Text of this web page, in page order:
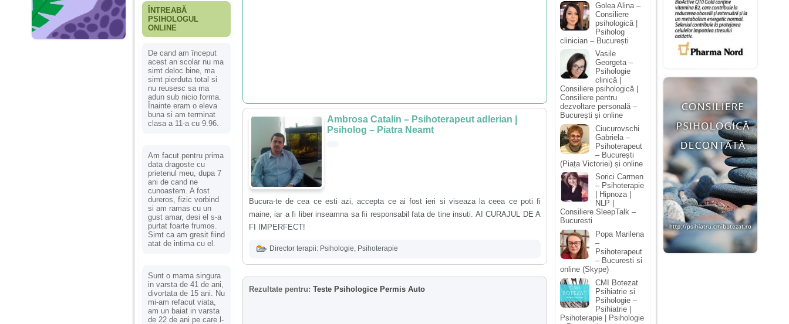
ÎNTREABĂ
PSIHOLOGUL
ONLINE
De cand am început
acest an scolar nu ma
simt deloc bine, ma
simt pierduta total si
nu reusesc sa ma
adun sub nicio forma.
Înainte eram o eleva
buna si am terminat
clasa a 11-a cu 9.96.
Am facut pentru prima
data dragoste cu
prietenul meu, dupa 7
ani de cand ne
cunoastem. A fost
dureros, fizic vorbind
si am ramas cu un
gust amar, desi el s-a
purtat foarte frumos.
Simt ca am gresit fiind
atat de intima cu el.
Sunt o mama singura
in varsta de 41 de ani,
divortata de 15 ani. Nu
mi-am refacut viata,
am un baiat in varsta
de 22 de ani pe care l-
Ambrosa Catalin – Psihoterapeut adlerian |
Psiholog – Piatra Neamt
Bucura-te de cea ce esti azi, accepta ce ai fost ieri si viseaza la ceea ce poti fi
maine, iar a fi liber inseamna sa fii responsabil fata de tine insuti. AI CURAJUL DE A
FI IMPERFECT!
Director terapii: Psihologie, Psihoterapie
Rezultate pentru: Teste Psihologice Permis Auto
Golea Alina –
Consiliere
psihologică |
Psiholog
clinician – București
Vasile
Georgeta –
Psihologie
clinică |
Consiliere psihologică |
Consiliere pentru
dezvoltare personală –
București și online
Ciucurovschi
Gabriela –
Psihoterapeut
– București
(Piața Victoriei) și online
Sorici Carmen
– Psihoterapie
| Hipnoza |
NLP |
Consiliere SleepTalk –
Bucuresti
Popa Marilena
–
Psihoterapeut
– Bucuresti si
online (Skype)
CMI Botezat
Psihiatrie si
Psihologie –
Psihiatrie |
Psihoterapie | Psihologie